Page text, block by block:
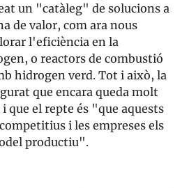
un "catàleg" de solucions a
de valor, com ara nous
l'eficiència en la
o reactors de combustió
hidrogen verd. Tot i això, la
que encara queda molt
que el repte és "que aquests
i les empreses els
productiu".